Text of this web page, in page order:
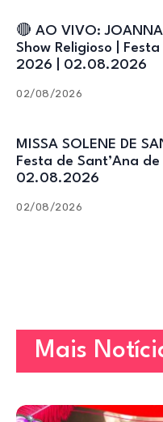
🔴 AO VIVO: JOANNA
Show Religioso |
2026 | 02.08.2026
02/08/2026
MISSA SOLENE DE
Festa de Sant’Ana de
02.08.2026
02/08/2026
Mais